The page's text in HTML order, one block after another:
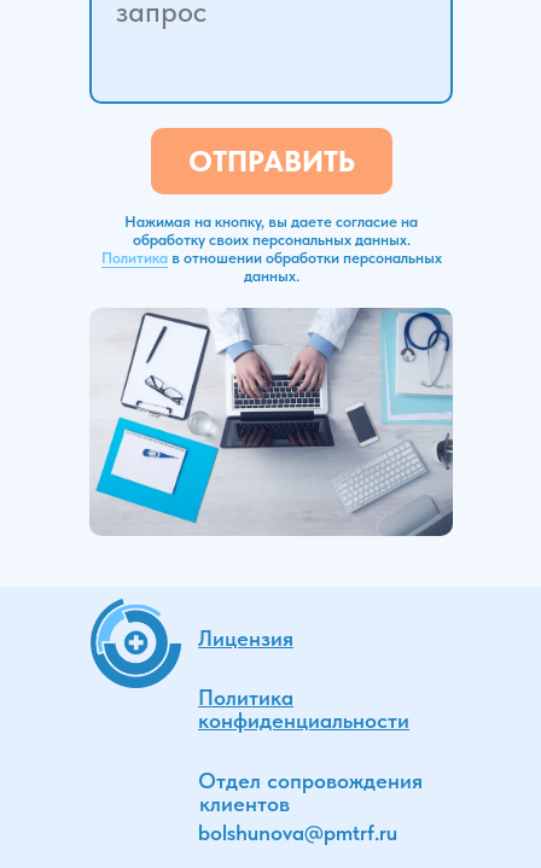
ОТПРАВИТЬ
Нажимая на кнопку, вы даете согласие на
обработку своих персональных данных.
Политикав отношении обработки персональных
данных.
Лицензия
Политика
конфиденциальности
bolshunova@pmtrf.ru
Отдел сопровождения
клиентов